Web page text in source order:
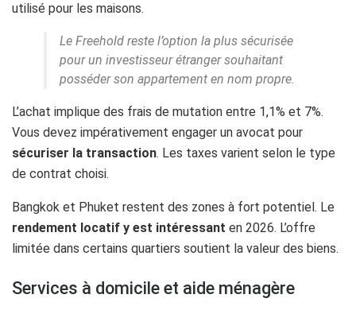
utilisé pour les maisons.
Le Freehold reste l’option la plus sécurisée
pour un investisseur étranger souhaitant
posséder son appartement en nom propre.
L’achat implique des frais de mutation entre 1,1% et 7%.
Vous devez impérativement engager un avocat pour
sécuriser la transaction. Les taxes varient selon le type
de contrat choisi.
Bangkok et Phuket restent des zones à fort potentiel. Le
rendement locatif y est intéressant en 2026. L’offre
limitée dans certains quartiers soutient la valeur des biens.
Services à domicile et aide ménagère